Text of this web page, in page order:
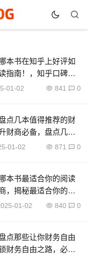
本书在知乎上好评如
指南！，知乎口碑爆
指南书籍大揭秘
01-02 841 0
点几本值得推荐的财
财商必备，盘点几本
01-02 871 0
本书最适合你的阅读
，揭秘最适合你的财
01-02 840 0
点那些让你财务自由
财务自由之路，必读